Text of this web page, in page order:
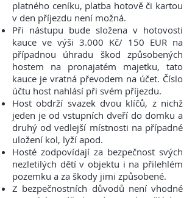
platného ceníku, platba hotově či kartou
v den příjezdu není možná.
Při nástupu bude složena v hotovosti
kauce ve výši 3.000 Kč/ 150 EUR na
případnou úhradu škod způsobených
hostem na pronajatém majetku, tato
kauce je vratná převodem na účet. Číslo
účtu host nahlásí při svém příjezdu.
Host obdrží svazek dvou klíčů, z nichž
jeden je od vstupních dveří do domku a
druhý od vedlejší místnosti na případné
uložení kol, lyží apod.
Hosté zodpovídají za bezpečnost svých
nezletilých dětí v objektu i na přilehlém
pozemku a za škody jimi způsobené.
Z bezpečnostních důvodů není vhodné